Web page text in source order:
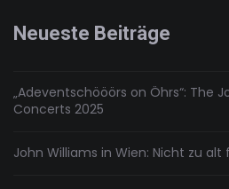
2018
Neueste Beiträge
„Adeventschööörs on Öhrs“: The
Concerts 2025
John Williams in Wien: Nicht zu alt